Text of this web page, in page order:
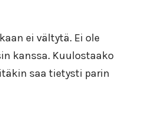
ei vältytä. Ei ole
kanssa. Kuulostaako
saa tietysti parin